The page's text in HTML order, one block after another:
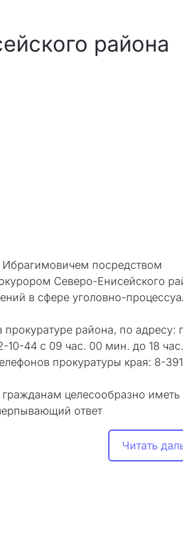
района
посредством
Северо-Енисейского
в сфере уголовно-
района, по адресу:
44 с 09 час. 00 мин. до 18
прокуратуры края: 8-
целесообразно иметь
ответ
Читать